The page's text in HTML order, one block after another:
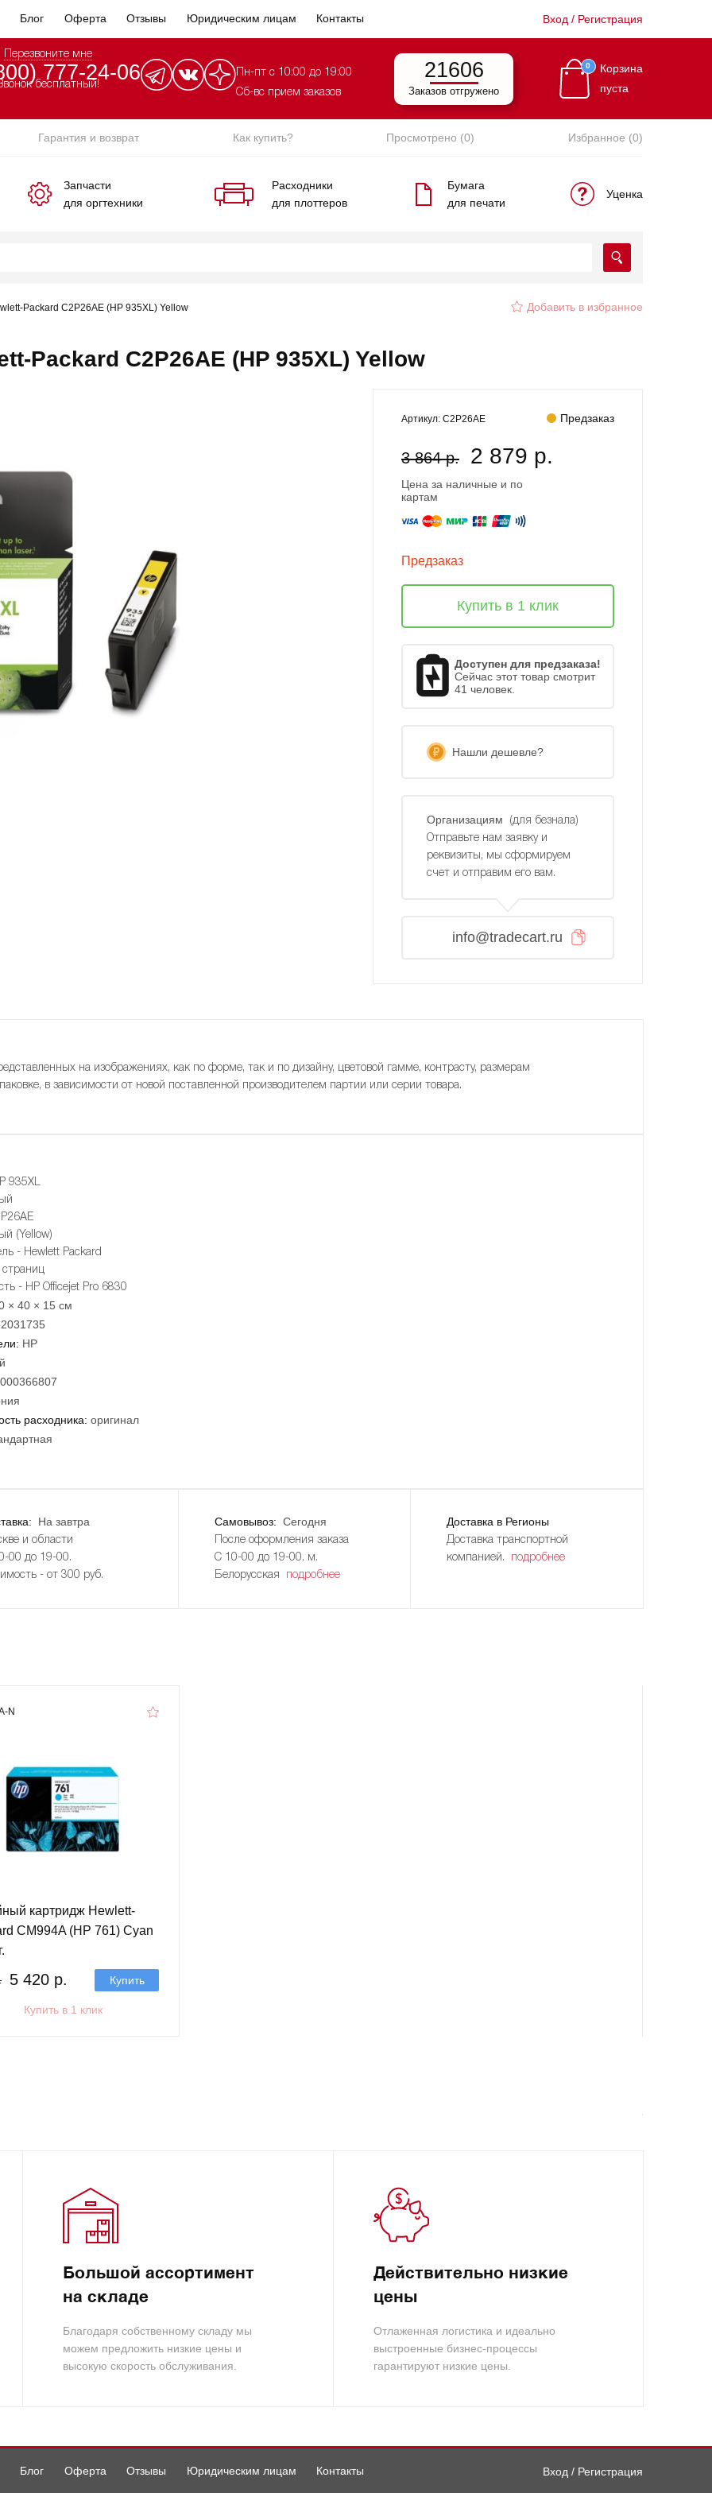
Блог Оферта Отзывы Юридическим лицам Контакты Вход / Регистрация
Перезвоните мне
777-24-06
бесплатный!
Пн-пт с 10:00 до 19:00
Сб-вс прием заказов
21606
Заказов отгружено
0
Корзина
пуста
Гарантия и возврат Как купить? Просмотрено (0) Избранное (0)
Запчасти
для оргтехники
Расходники
для плоттеров
Бумага
для печати
Уценка
Packard C2P26AE (HP 935XL) Yellow Добавить в избранное
Packard C2P26AE (HP 935XL) Yellow
Артикул: C2P26AE Предзаказ
3 864 р. 2 879 р.
Цена за наличные и по
картам
Предзаказ
Купить в 1 клик
Доступен для предзаказа!
Сейчас этот товар смотрит
41 человек.
Нашли дешевле?
Организациям
(для безнала)
Отправьте нам заявку и
реквизиты, мы сформируем
счет и отправим его вам.
info@tradecart.ru
на изображениях, как по форме, так и по дизайну, цветовой гамме, контрасту, размерам
в зависимости от новой поставленной производителем партии или серии товара.
935XL
(Yellow)
- Hewlett Packard
страниц
- HP Officejet Pro 6830
× 40 × 15 см
HP
расходника: оригинал
На завтра
и области
00 до 19-00.
- от 300 руб.
Самовывоз: Сегодня
После оформления заказа
С 10-00 до 19-00. м.
Белорусская
подробнее
Доставка в Регионы
Доставка транспортной
компанией. подробнее
N
картридж Hewlett-
CM994A (HP 761) Cyan
5 420 р. Купить
Купить в 1 клик
Большой ассортимент
на складе
Благодаря собственному складу мы
можем предложить низкие цены и
высокую скорость обслуживания.
Действительно низкие
цены
Отлаженная логистика и идеально
выстроенные бизнес-процессы
гарантируют низкие цены.
Блог Оферта Отзывы Юридическим лицам Контакты Вход / Регистрация